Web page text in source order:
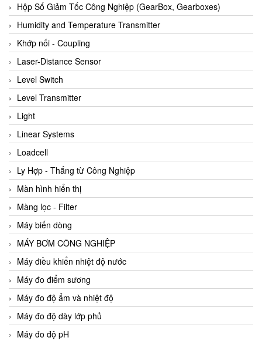
Hộp Số Giảm Tốc Công Nghiệp (GearBox, Gearboxes)
Humidity and Temperature Transmitter
Khớp nối - Coupling
Laser-Distance Sensor
Level Switch
Level Transmitter
Light
Linear Systems
Loadcell
Ly Hợp - Thắng từ Công Nghiệp
Màn hình hiển thị
Màng lọc - Filter
Máy biến dòng
MÁY BƠM CÔNG NGHIỆP
Máy điều khiển nhiệt độ nước
Máy đo điểm sương
Máy đo độ ẩm và nhiệt độ
Máy đo độ dày lớp phủ
Máy đo độ pH